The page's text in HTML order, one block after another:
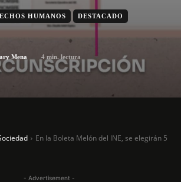
HUMANOS DESTACADO
Mena 4 min. lectura
En la Boleta Melón del INE, se elegirán 5
- Advertisement -